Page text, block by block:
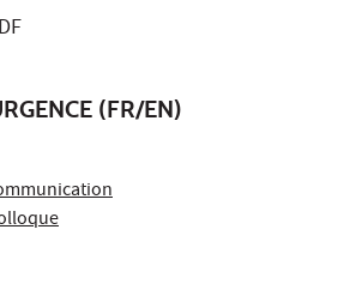
(FR/EN)